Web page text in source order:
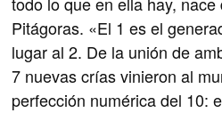
Pitágoras. «El 1 es el
lugar al 2. De la unión de
7 nuevas crías vinieron al
perfección numérica del 10: